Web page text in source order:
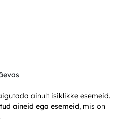
ainult isiklikke esemeid.
aineid ega esemeid, mis on